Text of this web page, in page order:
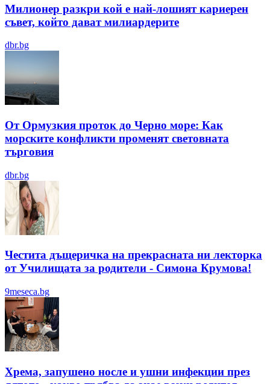
Милионер разкри кой е най-лошият кариерен
съвет, който дават милиардерите
dbr.bg
От Ормузкия проток до Черно море: Как
морските конфликти променят световната
търговия
dbr.bg
Честита дъщеричка на прекрасната ни лекторка
от Училищата за родители - Симона Крумова!
9meseca.bg
Хрема, запушено носле и ушни инфекции през